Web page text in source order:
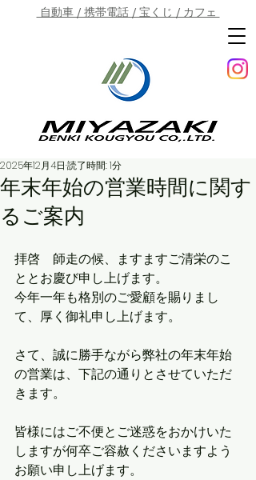
自動車 / 携帯電話 / 宝くじ / カフェ
年末年始の営業時間に関す
るご案内
2025年12月4日 読了時間: 1分
拝啓　師走の候、ますますご清栄のこ
ととお慶び申し上げます。
今年一年も格別のご愛顧を賜りまし
て、厚く御礼申し上げます。
さて、誠に勝手ながら弊社の年末年始
の営業は、下記の通りとさせていただ
きます。
皆様にはご不便とご迷惑をおかけいた
しますが何卒ご容赦くださいますよう
お願い申し上げます。